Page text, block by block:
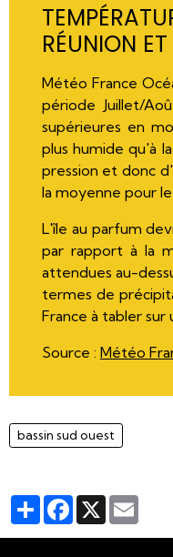
RÉUNION
Météo France
période Juillet/
supérieures en
plus humide qu'à
pression et donc
la moyenne pour
L'île au parfum
par rapport à la
attendues au-
termes de
France à tabler sur
Source : Météo
bassin sud ouest
PartagerFacebook
X Email